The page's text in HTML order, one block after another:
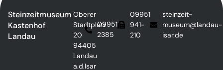
Steinzeitmuseum
Kastenhof
Landau
Oberer
Stadtplatz
20
94405
Landau
a.d.Isar
09951
2385
09951
941-
210
steinzeit-
museum@landau-
isar.de